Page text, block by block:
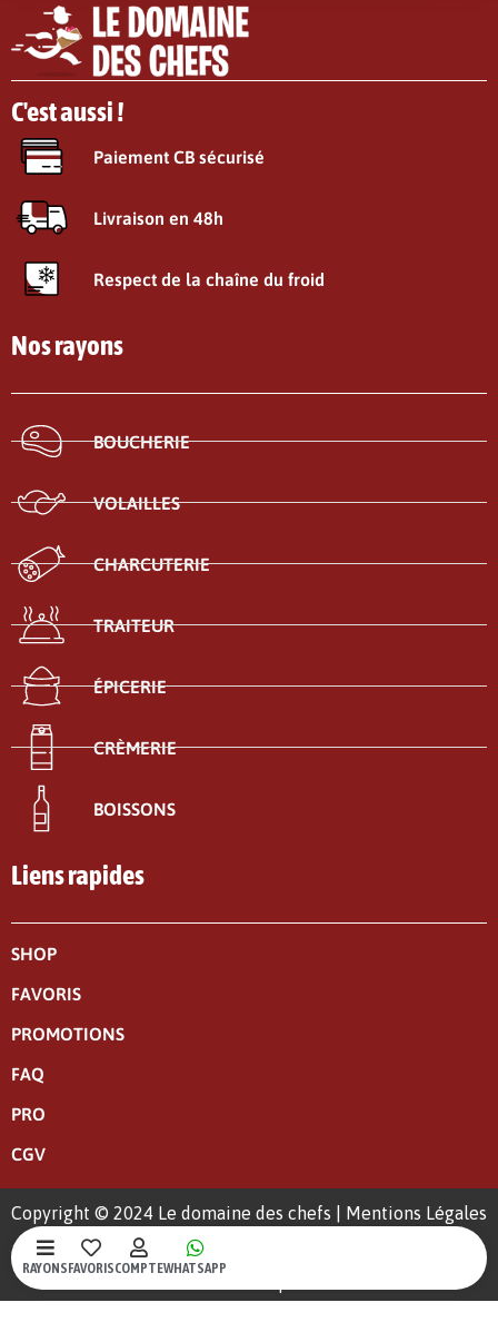
RAYONSFAVORISCOMPTEWHATSAPP
C'est aussi !
Paiement CB sécurisé
Livraison en 48h
Respect de la chaîne du froid
Nos rayons
BOUCHERIE
VOLAILLES
CHARCUTERIE
TRAITEUR
ÉPICERIE
CRÈMERIE
BOISSONS
Liens rapides
SHOP
FAVORIS
PROMOTIONS
FAQ
PRO
CGV
Copyright © 2024 Le domaine des chefs | Mentions Légales
|Politique de confidentialité